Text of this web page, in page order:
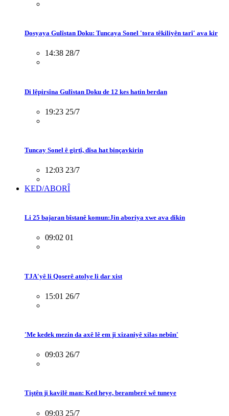
Dosyaya Gulîstan Doku: Tuncaya Sonel 'tora têkiliyên tarî' ava kir
14:38 28/7
Di lêpirsîna Gulîstan Doku de 12 kes hatin berdan
19:23 25/7
Tuncay Sonel ê girtî, dîsa hat binçavkirin
12:03 23/7
KED/ABORÎ
Li 25 bajaran bîstanê komun:Jin aboriya xwe ava dikin
09:02 01
TJA'yê li Qoserê atolye li dar xist
15:01 26/7
'Me kedek mezin da axê lê em ji xizaniyê xilas nebûn'
09:03 26/7
Tiştên ji kavilê man: Ked heye, beramberê wê tuneye
09:03 25/7